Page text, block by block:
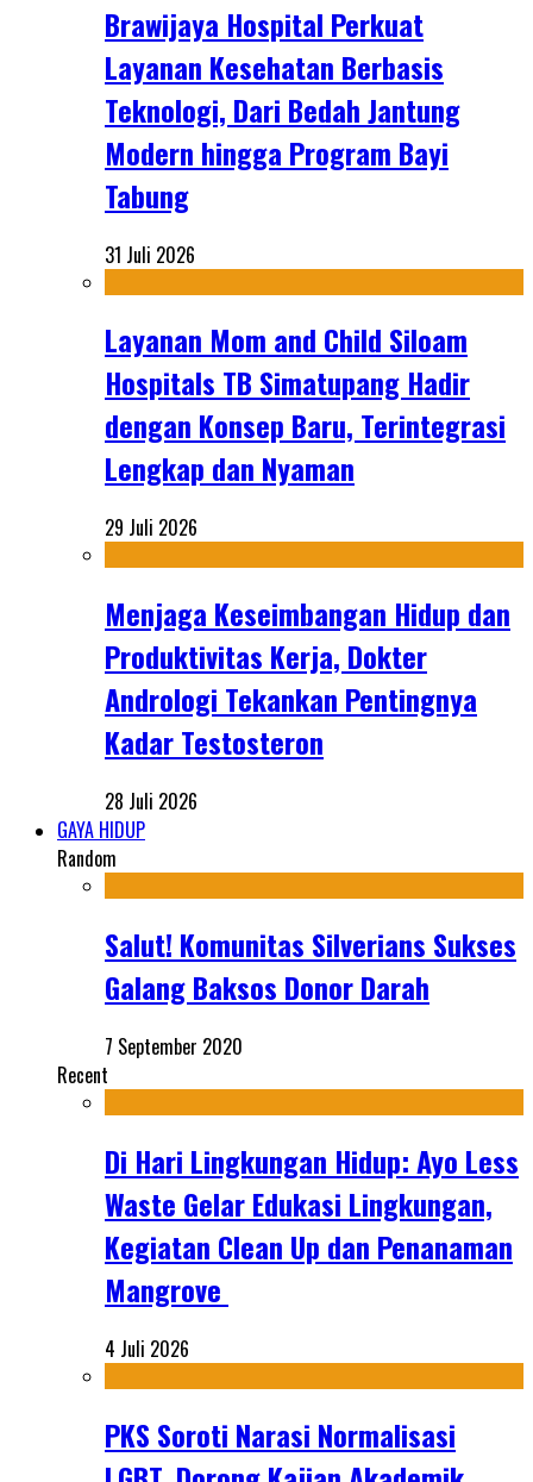
Brawijaya Hospital Perkuat
Layanan Kesehatan Berbasis
Teknologi, Dari Bedah Jantung
Modern hingga Program Bayi
Tabung
31 Juli 2026
Layanan Mom and Child Siloam
Hospitals TB Simatupang Hadir
dengan Konsep Baru, Terintegrasi
Lengkap dan Nyaman
29 Juli 2026
Menjaga Keseimbangan Hidup dan
Produktivitas Kerja, Dokter
Andrologi Tekankan Pentingnya
Kadar Testosteron
28 Juli 2026
GAYA HIDUP
Random
Salut! Komunitas Silverians Sukses
Galang Baksos Donor Darah
7 September 2020
Recent
Di Hari Lingkungan Hidup: Ayo Less
Waste Gelar Edukasi Lingkungan,
Kegiatan Clean Up dan Penanaman
Mangrove
4 Juli 2026
PKS Soroti Narasi Normalisasi